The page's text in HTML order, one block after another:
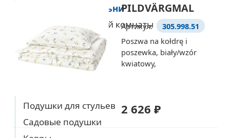
Тогда просто добавляйте
их в корзину по артикулу
Перейти в корзину
Текстиль для спальни
Текстиль для ванной комнаты
Детский текстиль
Детский текстиль
Текстиль для кухни
Подушки для стульев
Садовые подушки
PILDVÄRGMAL
Артикул:
305.998.51
Poszwa na kołdrę i
poszewka, biały/wzór
kwiatowy,
2 626 ₽